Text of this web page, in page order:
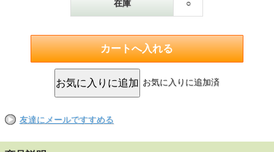
在庫 ○
お気に入りに追加済
友達にメールですすめる